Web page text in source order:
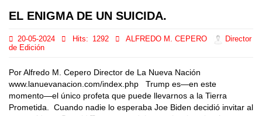
EL ENIGMA DE UN SUICIDA.
20-05-2024 Hits: 1292 ALFREDO M. CEPERO
Director
de Edición
Por Alfredo M. Cepero Director de La Nueva Nación
www.lanuevanacion.com/index.php Trump es—en este
momento—el único profeta que puede llevarnos a la Tierra
Prometida. Cuando nadie lo esperaba Joe Biden decidió invitar al